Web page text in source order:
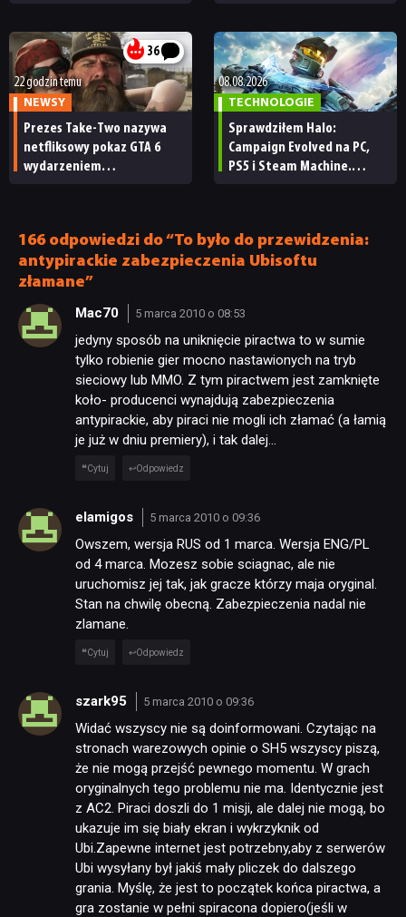
przerwie”
36
22 godzin temu
NEWSY
Prezes Take-Two nazywa
netfliksowy pokaz GTA 6
wydarzeniem
08.08.2026
TECHNOLOGIE
Sprawdziłem Halo:
Campaign Evolved na PC,
PS5 i Steam Machine.
166 odpowiedzi do “To było do przewidzenia:
antypirackie zabezpieczenia Ubisoftu
złamane”
Mac70 5 marca 2010 o 08:53
jedyny sposób na uniknięcie piractwa to w sumie
tylko robienie gier mocno nastawionych na tryb
sieciowy lub MMO. Z tym piractwem jest zamknięte
koło- producenci wynajdują zabezpieczenia
antypirackie, aby piraci nie mogli ich złamać (a łamią
je już w dniu premiery), i tak dalej…
Cytuj Odpowiedz
elamigos 5 marca 2010 o 09:36
Owszem, wersja RUS od 1 marca. Wersja ENG/PL
od 4 marca. Mozesz sobie sciagnac, ale nie
uruchomisz jej tak, jak gracze którzy maja oryginal.
Stan na chwilę obecną. Zabezpieczenia nadal nie
zlamane.
Cytuj Odpowiedz
szark95 5 marca 2010 o 09:36
Widać wszyscy nie są doinformowani. Czytając na
stronach warezowych opinie o SH5 wszyscy piszą,
że nie mogą przejść pewnego momentu. W grach
oryginalnych tego problemu nie ma. Identycznie jest
z AC2. Piraci doszli do 1 misji, ale dalej nie mogą, bo
ukazuje im się biały ekran i wykrzyknik od
Ubi.Zapewne internet jest potrzebny,aby z serwerów
Ubi wysyłany był jakiś mały pliczek do dalszego
grania. Myślę, że jest to początek końca piractwa, a
gra zostanie w pełni spiracona dopiero(jeśli w